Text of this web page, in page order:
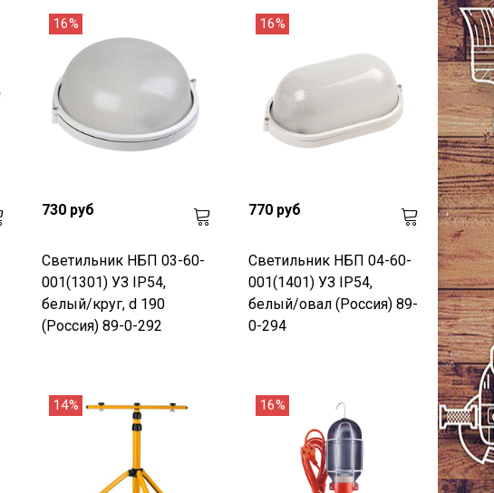
16%
730 руб
Светильник НБП 03-60-
001(1301) УЗ IP54,
белый/круг, d 190
(Россия) 89-0-292
16%
770 руб
Светильник НБП 04-60-
001(1401) УЗ IP54,
белый/овал (Россия) 89-
0-294
14% 16%